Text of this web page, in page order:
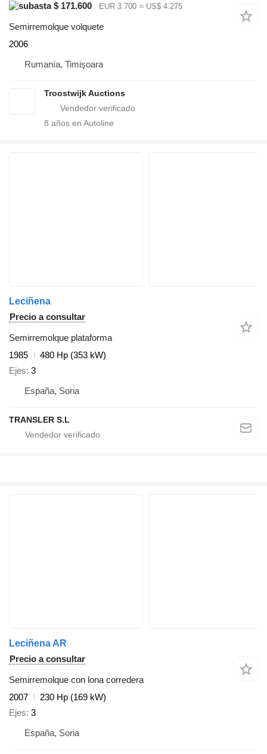
$ 171.600
EUR 3.700 ≈ US$ 4.275
Semirremolque volquete
2006
Rumanía, Timişoara
Troostwijk Auctions
8 años en Autoline
Leciñena
Precio a consultar
Semirremolque plataforma
1985
480 Hp (353 kW)
Ejes 3
España, Soria
TRANSLER S.L
Leciñena AR
Precio a consultar
Semirremolque con lona corredera
2007
230 Hp (169 kW)
Ejes 3
España, Soria